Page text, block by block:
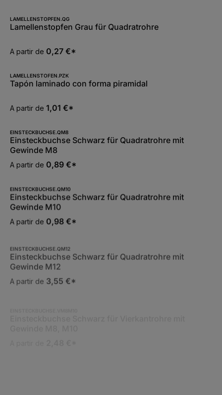
LAMELLENSTOPFEN.QG
Lamellenstopfen Grau für Quadratrohre
A partir de 0,27 €*
LAMELLENSTOFEN.PZK
Tapón laminado con forma piramidal
A partir de 1,01 €*
EINSTECKBUCHSE.QM8
Einsteckbuchse Schwarz für Quadratrohre mit
Gewinde M8
A partir de 0,89 €*
EINSTECKBUCHSE.QM10
Einsteckbuchse Schwarz für Quadratrohre mit
Gewinde M10
A partir de 0,98 €*
Einsteckbuchse Schwarz für Quadratrohre mit
Gewinde M12
A partir de 3,55 €*